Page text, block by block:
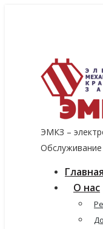
ЭМКЗ –
Главная
О нас